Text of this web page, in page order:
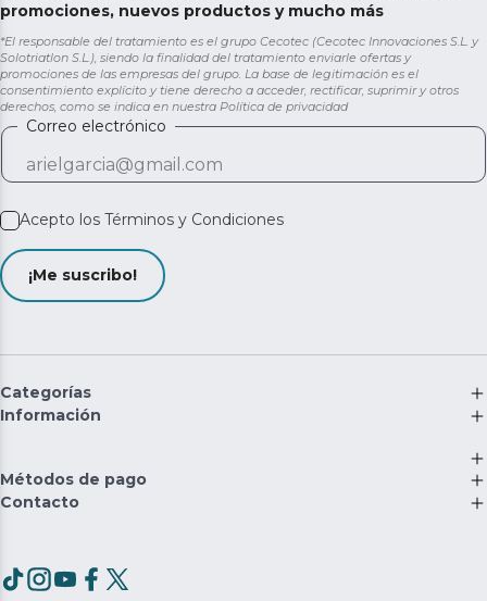
promociones, nuevos productos y mucho más
*El responsable del tratamiento es el grupo Cecotec (Cecotec Innovaciones S.L. y
Solotriatlon S.L.), siendo la finalidad del tratamiento enviarle ofertas y
promociones de las empresas del grupo. La base de legitimación es el
consentimiento explícito y tiene derecho a acceder, rectificar, suprimir y otros
derechos, como se indica en nuestra Política de privacidad
Correo electrónico
Acepto los Términos y Condiciones
¡Me suscribo!
Categorías
Información
Métodos de pago
Contacto